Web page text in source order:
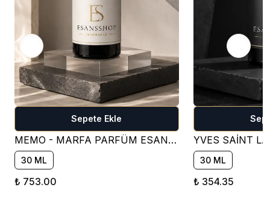
Sepete Ekle
MEMO - MARFA PARFÜM ESANSI ( ÇİÇEKSİ )
30 ML
₺ 753.00
30 ML
₺ 354.35